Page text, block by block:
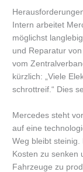
Intern arbeitet
möglichst
und Reparatur
vom
kürzlich: „Viele
schrottreif.“ Dies
Mercedes steht
auf eine
Weg bleibt steinig.
Kosten zu senken
Fahrzeuge zu